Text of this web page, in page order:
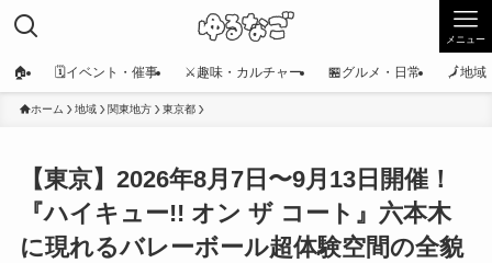
メニュー
🏠 🗓️イベント・催事 ⚔️趣味・カルチャー 🏪グルメ・日常 🗾地域
ホーム 地域 関東地方 東京都
【東京】2026年8月7日〜9月13日開催！
『ハイキュー!! オン ザ コート』六本木
に現れるバレーボール超体験空間の全貌